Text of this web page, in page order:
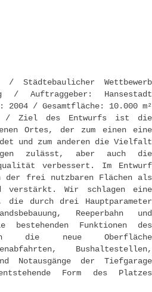
/ Städtebaulicher Wettbewerb
/ Auftraggeber: Hansestadt
/ Gesamtfläche: 10.000 m²
/ Ziel des Entwurfs ist die
Ortes, der zum einen eine
und zum anderen die Vielfalt
zulässt, aber auch die
verbessert. Im Entwurf
der frei nutzbaren Flächen als
verstärkt. Wir schlagen eine
die durch drei Hauptparameter
Reeperbahn und
bestehenden Funktionen des
die neue Oberfläche
Bushaltestellen,
Notausgänge der Tiefgarage
Form des Platzes